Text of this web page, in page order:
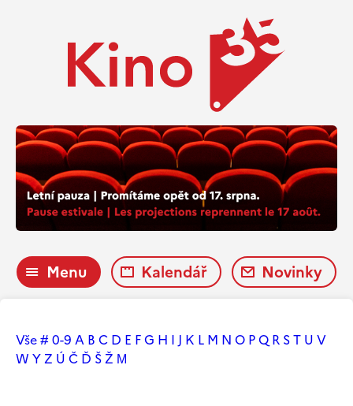
Menu Kalendář Novinky
Vše# 0-9 A B C D E FG H I J K L M N O PQ R ST U V
W YZ Ú Č Ď ŠŽ М